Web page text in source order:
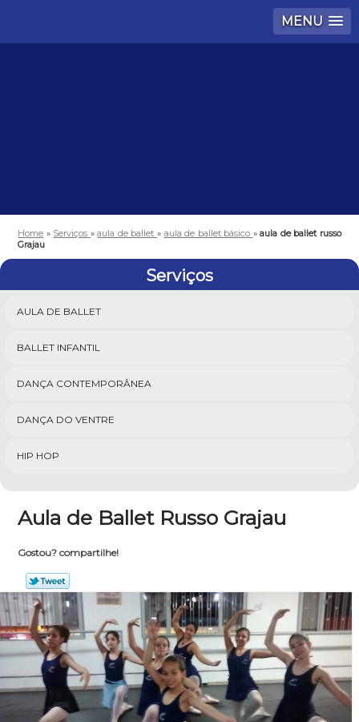
MENU
Home » Serviços »aula de ballet » aula de ballet básico »aula de ballet russo
Grajau
Serviços
AULA DE BALLET
BALLET INFANTIL
DANÇA CONTEMPORÂNEA
DANÇA DO VENTRE
HIP HOP
Aula de Ballet Russo Grajau
Gostou? compartilhe!